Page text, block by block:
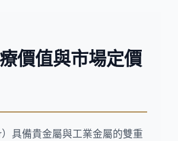
價值與市場定價
具備貴金屬與工業金屬的雙重